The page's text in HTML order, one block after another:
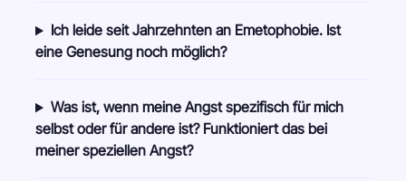
Ich leide seit Jahrzehnten an Emetophobie. Ist
eine Genesung noch möglich?
Was ist, wenn meine Angst spezifisch für mich
selbst oder für andere ist? Funktioniert das bei
meiner speziellen Angst?